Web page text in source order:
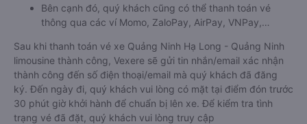
Bên cạnh đó, quý khách cũng có thể thanh toán vé
thông qua các ví Momo, ZaloPay, AirPay, VNPay,…
Sau khi thanh toán vé xe Quảng Ninh Hạ Long - Quảng Ninh
limousine thành công, Vexere sẽ gửi tin nhắn/email xác nhận
thành công đến số điện thoại/email mà quý khách đã đăng
ký. Đến ngày đi, quý khách vui lòng có mặt tại điểm đón trước
30 phút giờ khởi hành để chuẩn bị lên xe. Để kiểm tra tình
trạng vé đã đặt, quý khách vui lòng truy cập